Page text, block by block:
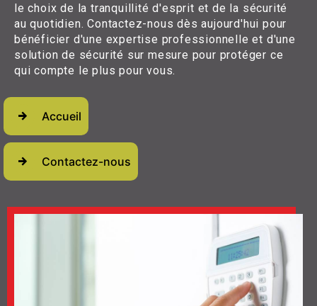
le choix de la tranquillité d'esprit et de la sécurité
au quotidien. Contactez-nous dès aujourd'hui pour
bénéficier d'une expertise professionnelle et d'une
solution de sécurité sur mesure pour protéger ce
qui compte le plus pour vous.
Accueil
Contactez-nous